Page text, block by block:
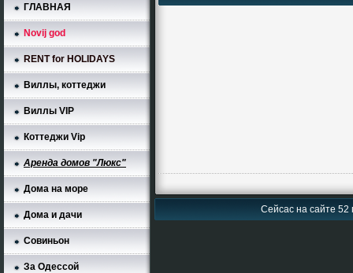
ГЛАВНАЯ
Novij god
RENT for HOLIDAYS
Виллы, коттеджи
Виллы VIP
Коттеджи Vip
Аренда домов "Люкс"
Дома на море
Дома и дачи
Совиньон
За Одессой
Сейсас на сайте 52